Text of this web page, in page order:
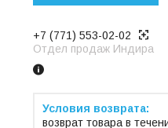
+7 (771) 553-02-02
Отдел продаж Индира
возврат товара в